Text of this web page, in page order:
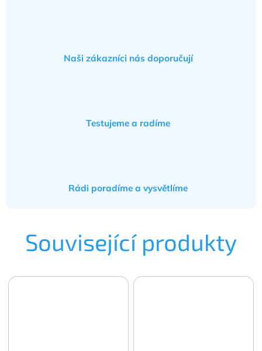
Naši zákazníci nás doporučují
Testujeme a radíme
Rádi poradíme a vysvětlíme
Související produkty